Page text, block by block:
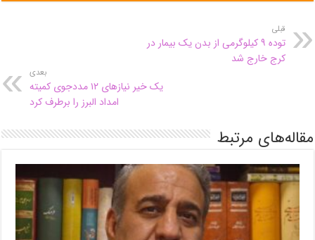
قبلی
توده ۹ کیلوگرمی از بدن یک بیمار در
کرج خارج شد
بعدی
یک خیر نیازهای ۱۲ مددجوی کمیته
امداد البرز را برطرف کرد
مقاله‌های مرتبط